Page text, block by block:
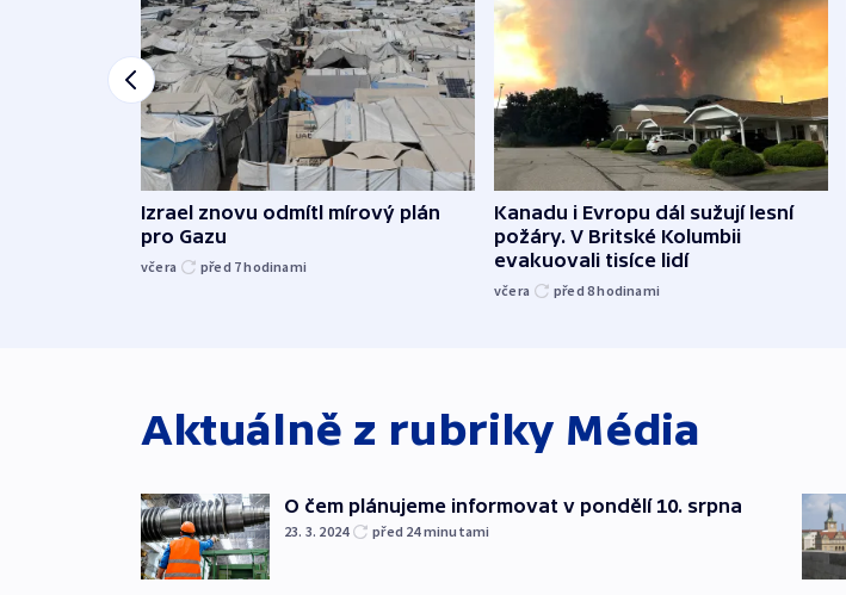
Izrael znovu odmítl mírový plán
pro Gazu
včera před 7hodinami
Kanadu i Evropu dál sužují lesní
požáry. V Britské Kolumbii
evakuovali tisíce lidí
včera před 8hodinami
Aktuálně z rubriky Média
O čem plánujeme informovat v pondělí 10. srpna
23. 3. 2024 před 24minutami